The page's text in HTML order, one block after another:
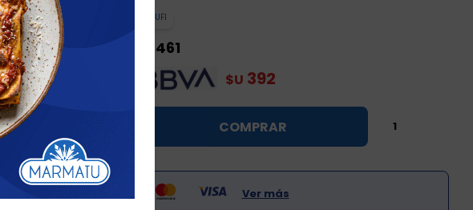
CRUFI
461
$U 392
COMPRAR
Ver más